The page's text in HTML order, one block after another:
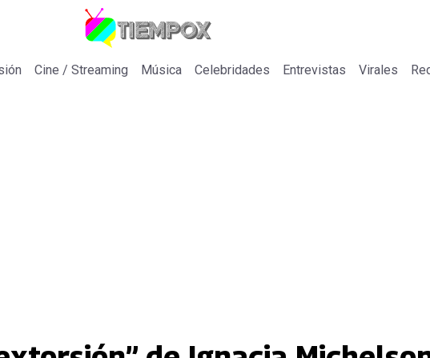
Cine / Streaming Música Celebridades Entrevistas Virales